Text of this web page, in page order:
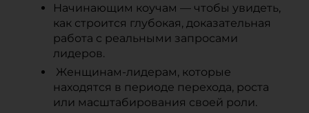
Начинающим коучам — чтобы увидеть,
как строится глубокая, доказательная
работа с реальными запросами
лидеров.
Женщинам-лидерам, которые
находятся в периоде перехода, роста
или масштабирования своей роли.